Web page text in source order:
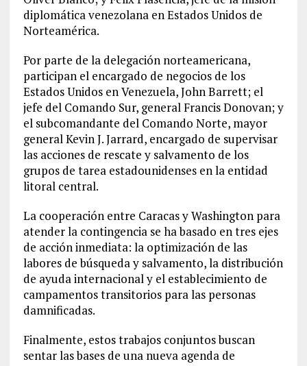
diplomática venezolana en Estados Unidos de
Norteamérica.
Por parte de la delegación norteamericana,
participan el encargado de negocios de los
Estados Unidos en Venezuela, John Barrett; el
jefe del Comando Sur, general Francis Donovan; y
el subcomandante del Comando Norte, mayor
general Kevin J. Jarrard, encargado de supervisar
las acciones de rescate y salvamento de los
grupos de tarea estadounidenses en la entidad
litoral central.
La cooperación entre Caracas y Washington para
atender la contingencia se ha basado en tres ejes
de acción inmediata: la optimización de las
labores de búsqueda y salvamento, la distribución
de ayuda internacional y el establecimiento de
campamentos transitorios para las personas
damnificadas.
Finalmente, estos trabajos conjuntos buscan
sentar las bases de una nueva agenda de